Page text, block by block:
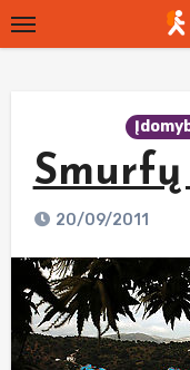
Skip
to
Smurfų
20/09/2011